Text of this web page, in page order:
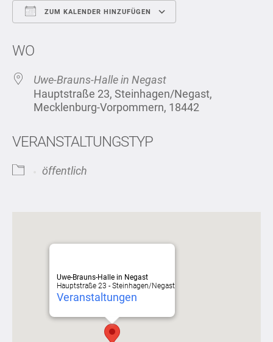
ZUM KALENDER HINZUFÜGEN
WO
Uwe-Brauns-Halle in Negast
Hauptstraße 23, Steinhagen/Negast,
Mecklenburg-Vorpommern, 18442
VERANSTALTUNGSTYP
öffentlich
Uwe-Brauns-Halle in Negast
Hauptstraße 23 - Steinhagen/Negast
Veranstaltungen